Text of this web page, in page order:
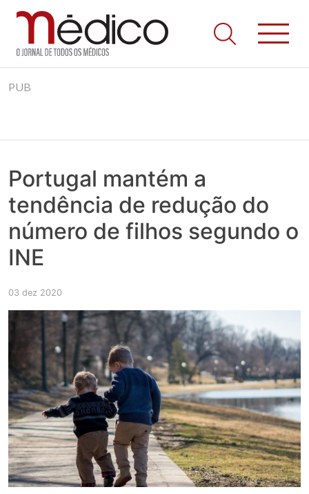
to
Jornal Médico
Médico – O Jornal de Todos os Médicos. Onde as notícias
realmente contam! Tudo o que se passa na Saúde!
PUB
Portugal mantém a
tendência de redução do
número de filhos segundo o
INE
03 dez 2020